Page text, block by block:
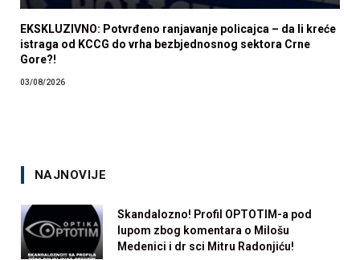
EKSKLUZIVNO: Potvrđeno ranjavanje policajca – da li kreće
istraga od KCCG do vrha bezbjednosnog sektora Crne
Gore?!
03/08/2026
NAJNOVIJE
Skandalozno! Profil OPTOTIM-a pod
lupom zbog komentara o Milošu
Medenici i dr sci Mitru Radonjiću!